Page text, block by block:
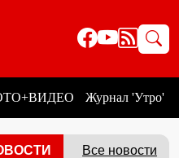
Журнал 'Утро'
Все новости